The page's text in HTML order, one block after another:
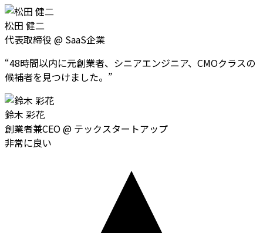
松田 健二
代表取締役 @ SaaS企業
“48時間以内に元創業者、シニアエンジニア、CMOクラスの
候補者を見つけました。 ”
鈴木 彩花
創業者兼CEO@ テックスタートアップ
非常に良い